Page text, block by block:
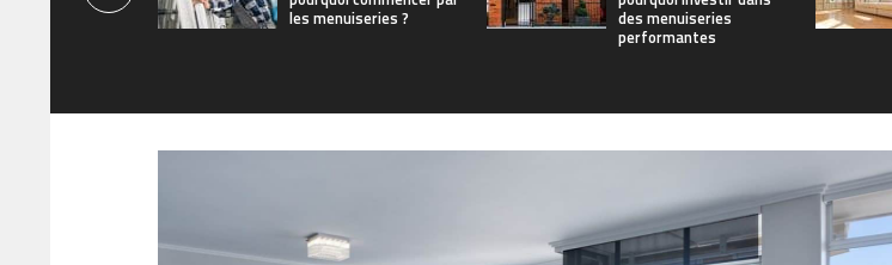
les menuiseries ?
des menuiseries
performantes